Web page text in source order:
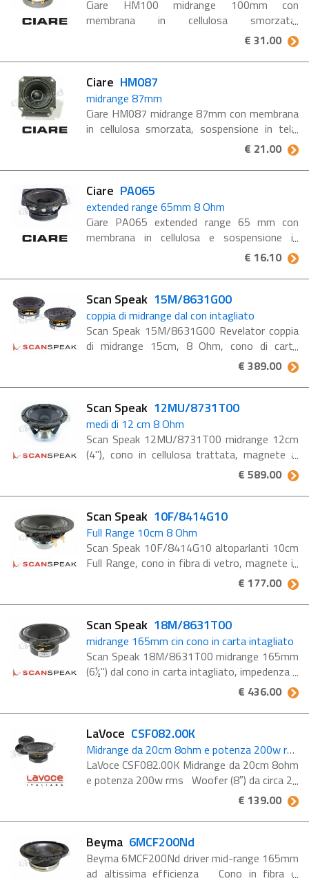
Ciare HM100 midrange 100mm con
membrana in cellulosa smorzata,
sospensione in tela. Ciare è un'azienda
costantemente al passo con le innovazioni
tecnologiche e sotto il continuo stimolo delle
...
€ 31.00
Ciare HM087
midrange 87mm
Ciare HM087 midrange 87mm con membrana
in cellulosa smorzata, sospensione in tela.
Ciare è un'azienda costantemente al passo
con le innovazioni tecnologiche e sotto il
continuo stimolo ...
€ 21.00
Ciare PA065
extended range 65mm 8 Ohm
Ciare PA065 extended range 65 mm con
membrana in cellulosa e sospensione in
poliuretano, impedenza 8 Ohm, potenza 30
W Caratteristiche tecniche PA065 Potenza
musicale: 30 W Potenza nominale ...
€ 16.10
Scan Speak 15M/8631G00
coppia di midrange dal con intagliato
Scan Speak 15M/8631G00 Revelator coppia
di midrange 15cm, 8 Ohm, cono di carta
intagliato, largo magnete in ferrite Questo
midrange Revelator è dotato del cono
intagliato, le incisioni ...
€ 389.00
Scan Speak 12MU/8731T00
medi di 12 cm 8 Ohm
Scan Speak 12MU/8731T00 midrange 12cm
(4"), cono in cellulosa trattata, magnete al
neodimio, impedenza 8 Ohm Caratteristiche
12MU/8731T00 12 cm Illuminator Midrange
8 ohm, Paper Cone, ...
€ 589.00
Scan Speak 10F/8414G10
Full Range 10cm 8 Ohm
Scan Speak 10F/8414G10 altoparlanti 10cm
Full Range, cono in fibra di vetro, magnete in
neodimio, impedenza 8 Ohm. Caratteristiche
10F/8414G10 10 cm Discovery Fullrange 8
ohm, Small Neo ...
€ 177.00
Scan Speak 18M/8631T00
midrange 165mm cin cono in carta intagliato
Scan Speak 18M/8631T00 midrange 165mm
(6½") dal cono in carta intagliato, impedenza 8
Ohm. I Midrange e MidWoofer della serie
Revelator di Scan Speak sono ben conosciuti
per la ...
€ 436.00
LaVoce CSF082.00K
Midrange da 20cm 8ohm e potenza 200w rms
LaVoce CSF082.00K Midrange da 20cm 8ohm
e potenza 200w rms Woofer (8″) da circa 20
cm con magnete in ferrite condiviso con
doppi anelli demodulanti. Cestello in alluminio
con bobina ...
€ 139.00
Beyma 6MCF200Nd
Beyma 6MCF200Nd driver mid-range 165mm
ad altissima efficienza Cono in fibra di